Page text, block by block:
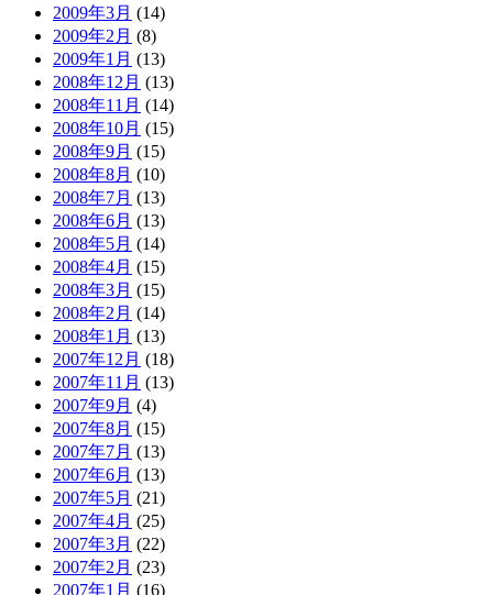
2009年3月 (14)
2009年2月 (8)
2009年1月 (13)
2008年12月 (13)
2008年11月 (14)
2008年10月 (15)
2008年9月 (15)
2008年8月 (10)
2008年7月 (13)
2008年6月 (13)
2008年5月 (14)
2008年4月 (15)
2008年3月 (15)
2008年2月 (14)
2008年1月 (13)
2007年12月 (18)
2007年11月 (13)
2007年9月 (4)
2007年8月 (15)
2007年7月 (13)
2007年6月 (13)
2007年5月 (21)
2007年4月 (25)
2007年3月 (22)
2007年2月 (23)
2007年1月 (16)